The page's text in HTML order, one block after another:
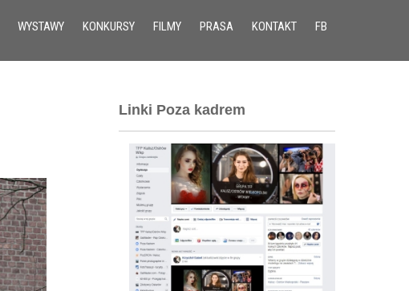
WYSTAWY KONKURSY FILMY PRASA KONTAKT FB
Linki Poza kadrem